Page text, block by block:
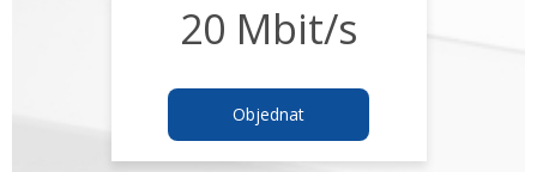
20 Mbit/s
Objednat